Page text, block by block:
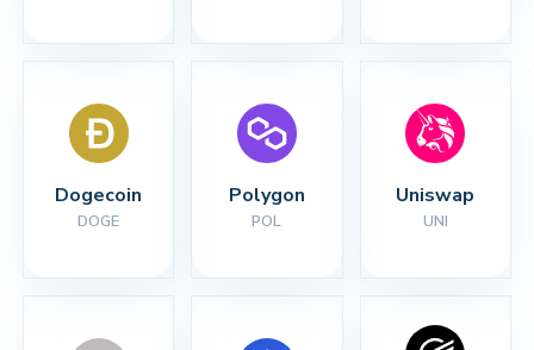
Dogecoin
DOGE
Polygon
POL
Uniswap
UNI